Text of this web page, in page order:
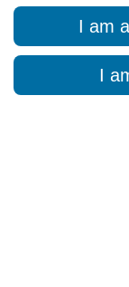
I am
I